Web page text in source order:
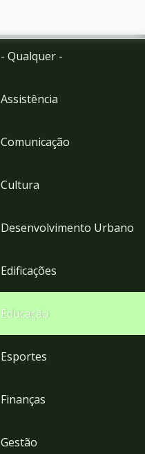
- Qualquer -
Assistência
Comunicação
Cultura
Desenvolvimento Urbano
Edificações
Educação
Esportes
Finanças
Gestão